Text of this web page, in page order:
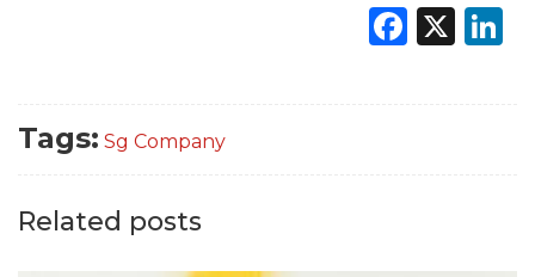
X
Tags: Sg Company
Related posts